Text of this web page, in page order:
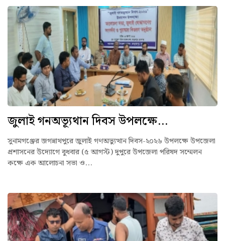
জুলাই গনঅভ্যূথান দিবস উপলক্ষে...
সুনামগঞ্জের জগন্নাথপুরে জুলাই গণঅভ্যুত্থান দিবস-২০২৬ উপলক্ষে উপজেলা
প্রশাসনের উদ্যোগে বুধবার (৫ আগস্ট) দুপুরে উপজেলা পরিষদ সম্মেলন
কক্ষে এক আলোচনা সভা ও...